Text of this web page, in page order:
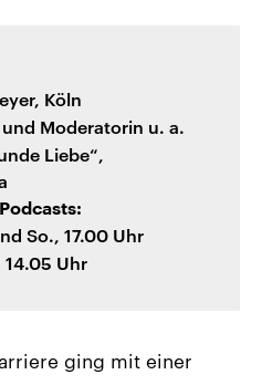
Köln
Moderatorin u. a.
Liebe“,
So., 17.00 Uhr
Uhr
ging mit einer